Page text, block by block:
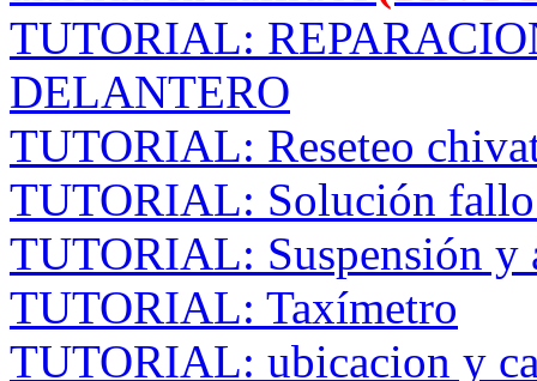
TUTORIAL:
DELANTERO
TUTORIAL: Reseteo
TUTORIAL: Solución fallo
TUTORIAL: Suspensión y
TUTORIAL: Taxímetro
TUTORIAL: ubicacion y